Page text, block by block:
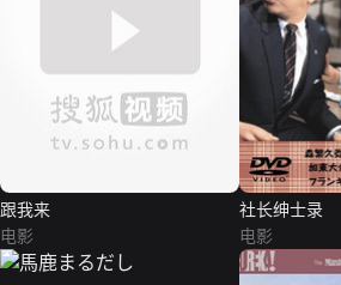
跟我来
电影
社长绅士录
电影